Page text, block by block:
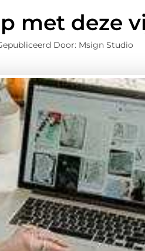
met deze
Door: Msign Studio